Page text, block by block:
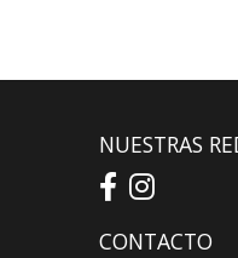
NUESTRAS
CONTACTO